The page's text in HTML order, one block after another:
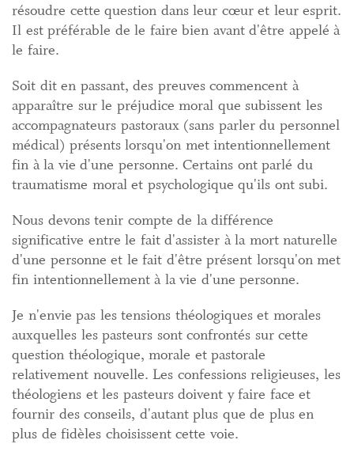
résoudre cette question dans leur cœur et leur esprit.
Il est préférable de le faire bien avant d'être appelé à
le faire.
Soit dit en passant, des preuves commencent à
apparaître sur le préjudice moral que subissent les
accompagnateurs pastoraux (sans parler du personnel
médical) présents lorsqu'on met intentionnellement
fin à la vie d'une personne. Certains ont parlé du
traumatisme moral et psychologique qu'ils ont subi.
Nous devons tenir compte de la différence
significative entre le fait d'assister à la mort naturelle
d'une personne et le fait d'être présent lorsqu'on met
fin intentionnellement à la vie d'une personne.
Je n'envie pas les tensions théologiques et morales
auxquelles les pasteurs sont confrontés sur cette
question théologique, morale et pastorale
relativement nouvelle. Les confessions religieuses, les
théologiens et les pasteurs doivent y faire face et
fournir des conseils, d'autant plus que de plus en
plus de fidèles choisissent cette voie.